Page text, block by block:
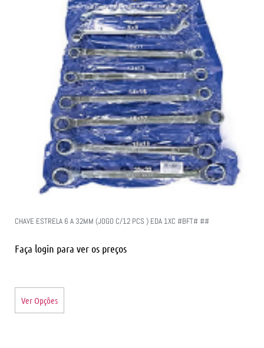
CHAVE ESTRELA 6 A 32MM (JOGO C/12 PCS ) EDA 1XC #BFT# ##
Faça login para ver os preços
Ver Opções